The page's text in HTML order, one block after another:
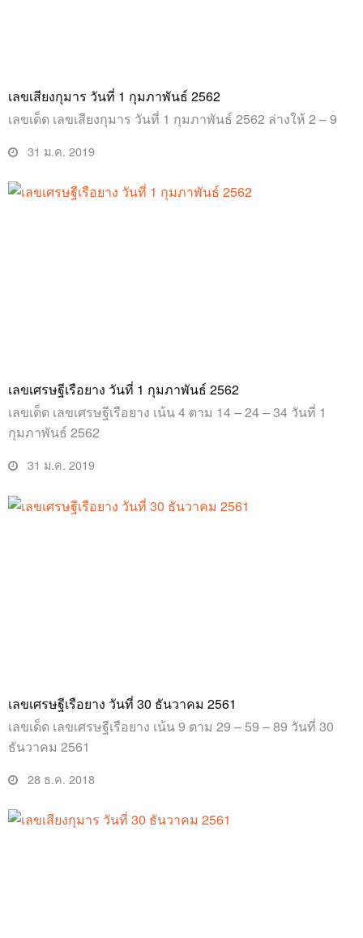
เลขเสียงกุมาร วันที่ 1 กุมภาพันธ์ 2562
เลขเด็ด เลขเสียงกุมาร วันที่ 1 กุมภาพันธ์ 2562 ล่างให้ 2 – 9
31 ม.ค. 2019
เลขเศรษฐีเรือยาง วันที่ 1 กุมภาพันธ์ 2562
เลขเด็ด เลขเศรษฐีเรือยาง เน้น 4 ตาม 14 – 24 – 34 วันที่ 1
กุมภาพันธ์ 2562
31 ม.ค. 2019
เลขเศรษฐีเรือยาง วันที่ 30 ธันวาคม 2561
เลขเด็ด เลขเศรษฐีเรือยาง เน้น 9 ตาม 29 – 59 – 89 วันที่ 30
ธันวาคม 2561
28 ธ.ค. 2018